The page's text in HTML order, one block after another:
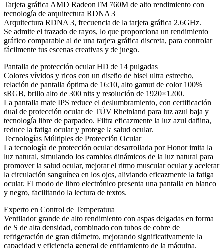
Tarjeta gráfica AMD RadeonTM 760M de alto rendimiento con
tecnología de arquitectura RDNA 3
Arquitectura RDNA 3, frecuencia de la tarjeta gráfica 2.6GHz.
Se admite el trazado de rayos, lo que proporciona un rendimiento
gráfico comparable al de una tarjeta gráfica discreta, para controlar
fácilmente tus escenas creativas y de juego.
Pantalla de protección ocular HD de 14 pulgadas
Colores vívidos y ricos con un diseño de bisel ultra estrecho,
relación de pantalla óptima de 16:10, alto gamut de color 100%
sRGB, brillo alto de 300 nits y resolución de 1920×1200.
La pantalla mate IPS reduce el deslumbramiento, con certificación
dual de protección ocular de TÜV Rheinland para luz azul baja y
tecnología libre de parpadeo. Filtra eficazmente la luz azul dañina,
reduce la fatiga ocular y protege la salud ocular.
Tecnologías Múltiples de Protección Ocular
La tecnología de protección ocular desarrollada por Honor imita la
luz natural, simulando los cambios dinámicos de la luz natural para
promover la salud ocular, mejorar el ritmo muscular ocular y acelerar
la circulación sanguínea en los ojos, aliviando eficazmente la fatiga
ocular. El modo de libro electrónico presenta una pantalla en blanco
y negro, facilitando la lectura de textos.
Experto en Control de Temperatura
Ventilador grande de alto rendimiento con aspas delgadas en forma
de S de alta densidad, combinado con tubos de cobre de
refrigeración de gran diámetro, mejorando significativamente la
capacidad y eficiencia general de enfriamiento de la máquina.